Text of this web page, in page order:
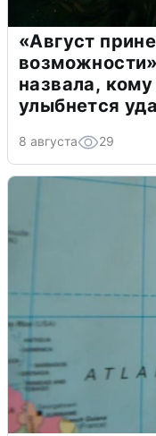
«Август
назвала,
улыбнется
8 августа 29